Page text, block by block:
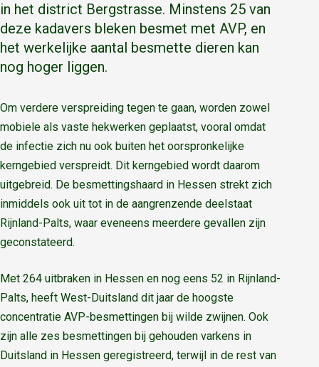
in het district Bergstrasse. Minstens 25 van
deze kadavers bleken besmet met AVP, en
het werkelijke aantal besmette dieren kan
nog hoger liggen.
Om verdere verspreiding tegen te gaan, worden zowel
mobiele als vaste hekwerken geplaatst, vooral omdat
de infectie zich nu ook buiten het oorspronkelijke
kerngebied verspreidt. Dit kerngebied wordt daarom
uitgebreid. De besmettingshaard in Hessen strekt zich
inmiddels ook uit tot in de aangrenzende deelstaat
Rijnland-Palts, waar eveneens meerdere gevallen zijn
geconstateerd.
Met 264 uitbraken in Hessen en nog eens 52 in Rijnland-
Palts, heeft West-Duitsland dit jaar de hoogste
concentratie AVP-besmettingen bij wilde zwijnen. Ook
zijn alle zes besmettingen bij gehouden varkens in
Duitsland in Hessen geregistreerd, terwijl in de rest van